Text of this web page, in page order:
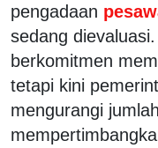
pengadaan
sedang
berkomitmen
tetapi kini
mengurangi